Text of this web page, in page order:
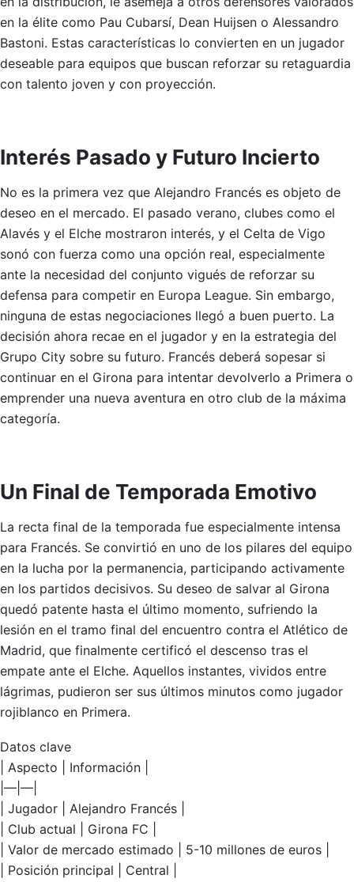
en la élite como Pau Cubarsí, Dean Huijsen o Alessandro
Bastoni. Estas características lo convierten en un jugador
deseable para equipos que buscan reforzar su retaguardia
con talento joven y con proyección.
Interés Pasado y Futuro Incierto
No es la primera vez que Alejandro Francés es objeto de
deseo en el mercado. El pasado verano, clubes como el
Alavés y el Elche mostraron interés, y el Celta de Vigo
sonó con fuerza como una opción real, especialmente
ante la necesidad del conjunto vigués de reforzar su
defensa para competir en Europa League. Sin embargo,
ninguna de estas negociaciones llegó a buen puerto. La
decisión ahora recae en el jugador y en la estrategia del
Grupo City sobre su futuro. Francés deberá sopesar si
continuar en el Girona para intentar devolverlo a Primera o
emprender una nueva aventura en otro club de la máxima
categoría.
Un Final de Temporada Emotivo
La recta final de la temporada fue especialmente intensa
para Francés. Se convirtió en uno de los pilares del equipo
en la lucha por la permanencia, participando activamente
en los partidos decisivos. Su deseo de salvar al Girona
quedó patente hasta el último momento, sufriendo la
lesión en el tramo final del encuentro contra el Atlético de
Madrid, que finalmente certificó el descenso tras el
empate ante el Elche. Aquellos instantes, vividos entre
lágrimas, pudieron ser sus últimos minutos como jugador
rojiblanco en Primera.
Datos clave
| Aspecto | Información |
|—|—|
| Jugador | Alejandro Francés |
| Club actual | Girona FC |
| Valor de mercado estimado | 5-10 millones de euros |
| Posición principal | Central |